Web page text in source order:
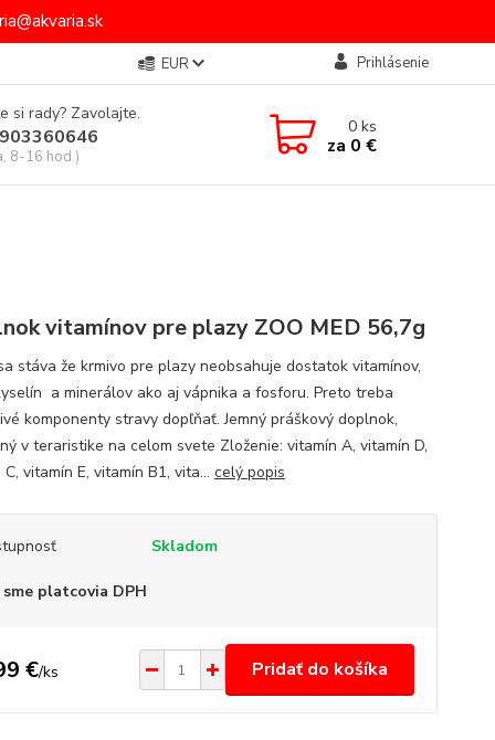
EUR Prihlásenie
si rady? Zavolajte.
8-16 hod.)
0ks
za 0 €
vitamínov pre plazy ZOO MED 56,7g
stáva že krmivo pre plazy neobsahuje dostatok vitamínov,
a minerálov ako aj vápnika a fosforu. Preto treba
komponenty stravy dopľňať. Jemný práškový doplnok,
v teraristike na celom svete Zloženie: vitamín A, vitamín D,
vitamín E, vitamín B1, vita... celý popis
Skladom
sme platcovia DPH
€/ks Pridať do košíka